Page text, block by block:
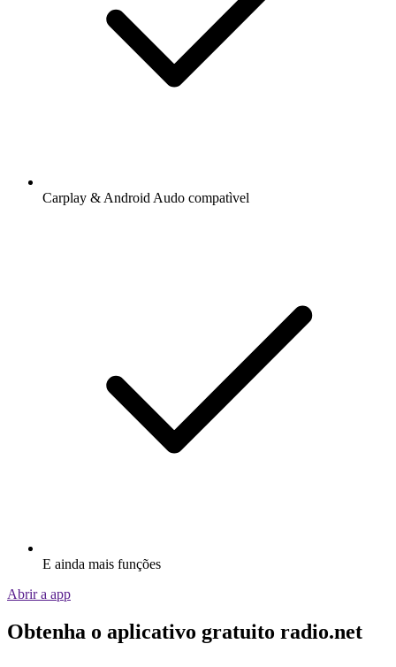
Carplay & Android Audo compatìvel
E ainda mais funções
Abrir a app
Obtenha o aplicativo gratuito radio.net